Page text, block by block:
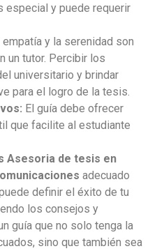
especial y puede requerir
empatía y la serenidad son
un tutor. Percibir los
universitario y brindar
para el logro de la tesis.
El guía debe ofrecer
que facilite al estudiante
Asesoria de tesis en
adecuado
definir el éxito de tu
los consejos y
guía que no solo tenga la
sino que también sea